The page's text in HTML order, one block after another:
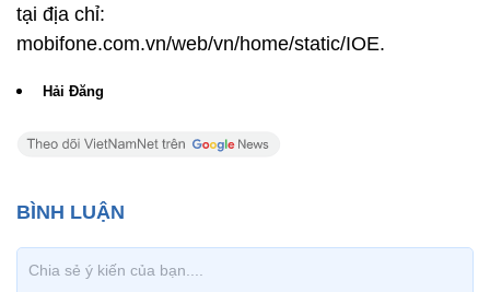
tại địa chỉ:
mobifone.com.vn/web/vn/home/static/IOE.
Hải Đăng